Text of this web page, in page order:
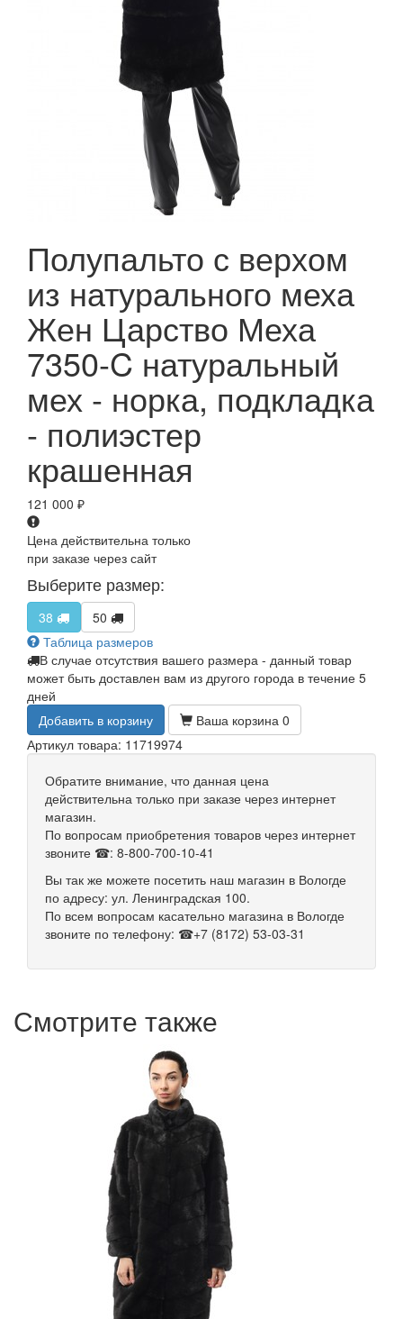
Полупальто с верхом
из натурального меха
Жен Царство Меха
7350-C натуральный
мех - норка, подкладка
- полиэстер
крашенная
121 000 ₽
Цена действительна только
при заказе через сайт
Выберите размер:
38
50
Таблица размеров
В случае отсутствия вашего размера - данный товар
может быть доставлен вам из другого города в течение 5
дней
Добавить в корзину
Ваша корзина 0
Артикул товара: 11719974
Обратите внимание, что данная цена
действительна только при заказе через интернет
магазин.
По вопросам приобретения товаров через интернет
звоните ☎: 8-800-700-10-41
Вы так же можете посетить наш магазин в Вологде
по адресу: ул. Ленинградская 100.
По всем вопросам касательно магазина в Вологде
звоните по телефону: ☎+7 (8172) 53-03-31
Смотрите также